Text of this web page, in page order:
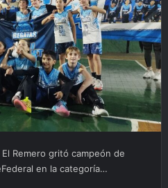
Remero gritó campeón de
en la categoría…